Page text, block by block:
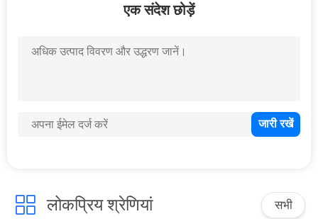
टॉयलेट एयर फ्रेशनर
एक संदेश छोड़ें
लोकप्रिय श्रेणियां सभी